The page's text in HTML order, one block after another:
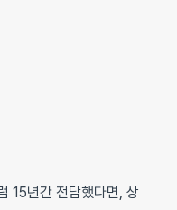
15년간 전담했다면, 상